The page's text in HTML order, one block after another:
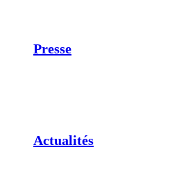
Presse
Actualités